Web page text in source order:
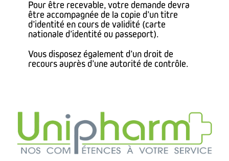
Pour être recevable, votre demande devra
être accompagnée de la copie d’un titre
d’identité en cours de validité (carte
nationale d’identité ou passeport).
Vous disposez également d’un droit de
recours auprès d’une autorité de contrôle.